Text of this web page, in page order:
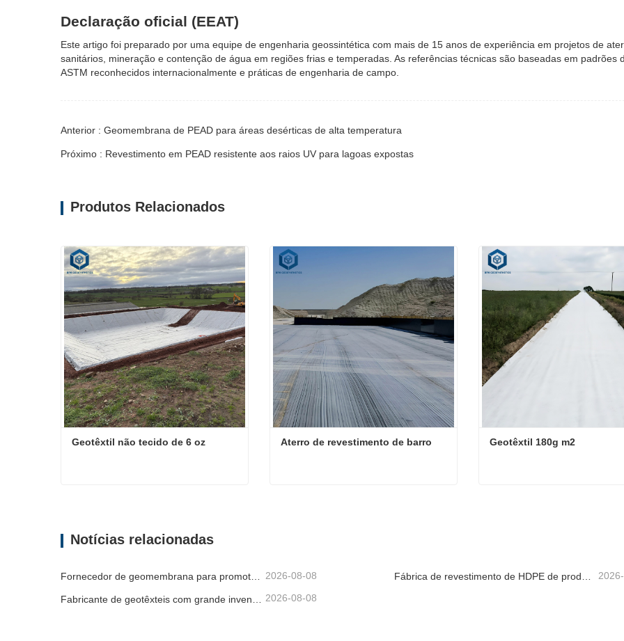
Declaração oficial (EEAT)
Este artigo foi preparado por uma equipe de engenharia geossintética com mais de 15 anos de experiência em projetos de
sanitários, mineração e contenção de água em regiões frias e temperadas. As referências técnicas são baseadas em padrões
ASTM reconhecidos internacionalmente e práticas de engenharia de campo.
Anterior : Geomembrana de PEAD para áreas desérticas de alta temperatura
Próximo : Revestimento em PEAD resistente aos raios UV para lagoas expostas
Produtos Relacionados
Geotêxtil não tecido de 6 oz Aterro de revestimento de barro Geotêxtil 180g m2
Notícias relacionadas
Fornecedor de geomembrana para promotores de infraestruturas 2026-08-08 Fábrica de revestimento de HDPE de produção rápida
2026-08-08